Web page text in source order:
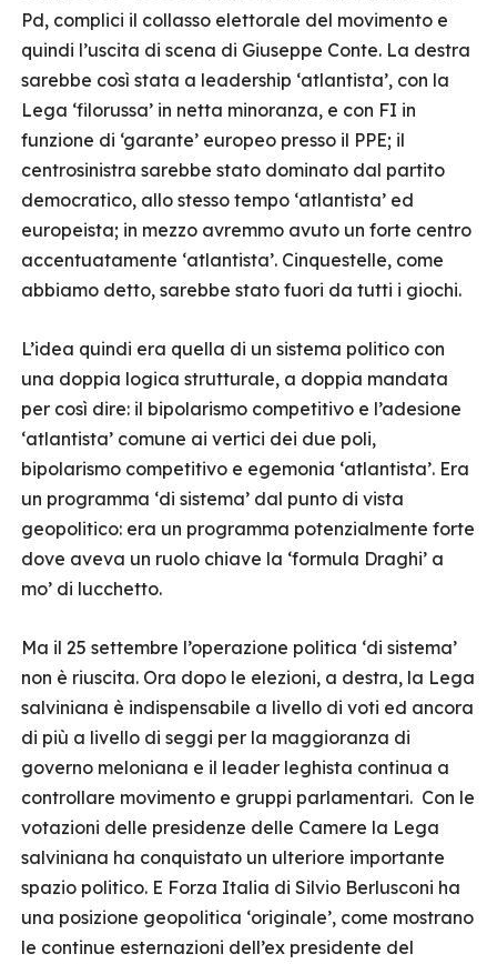
Pd, complici il collasso elettorale del movimento e
quindi l’uscita di scena di Giuseppe Conte. La destra
sarebbe così stata a leadership ‘atlantista’, con la
Lega ‘filorussa’ in netta minoranza, e con FI in
funzione di ‘garante’ europeo presso il PPE; il
centrosinistra sarebbe stato dominato dal partito
democratico, allo stesso tempo ‘atlantista’ ed
europeista; in mezzo avremmo avuto un forte centro
accentuatamente ‘atlantista’. Cinquestelle, come
abbiamo detto, sarebbe stato fuori da tutti i giochi.
L’idea quindi era quella di un sistema politico con
una doppia logica strutturale, a doppia mandata
per così dire: il bipolarismo competitivo e l’adesione
‘atlantista’ comune ai vertici dei due poli,
bipolarismo competitivo e egemonia ‘atlantista’. Era
un programma ‘di sistema’ dal punto di vista
geopolitico: era un programma potenzialmente forte
dove aveva un ruolo chiave la ‘formula Draghi’ a
mo’ di lucchetto.
Ma il 25 settembre l’operazione politica ‘di sistema’
non è riuscita. Ora dopo le elezioni, a destra, la Lega
salviniana è indispensabile a livello di voti ed ancora
di più a livello di seggi per la maggioranza di
governo meloniana e il leader leghista continua a
controllare movimento e gruppi parlamentari. Con le
votazioni delle presidenze delle Camere la Lega
salviniana ha conquistato un ulteriore importante
spazio politico. E Forza Italia di Silvio Berlusconi ha
una posizione geopolitica ‘originale’, come mostrano
le continue esternazioni dell’ex presidente del